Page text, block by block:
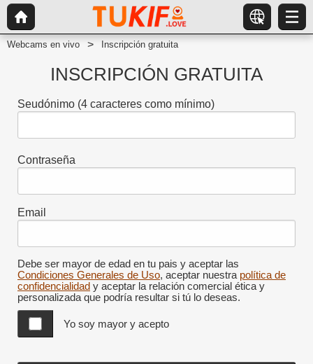
Webcams en vivo Inscripción gratuita
INSCRIPCIÓN GRATUITA
Seudónimo (4 caracteres como mínimo)
Contraseña
Email
Debe ser mayor de edad en tu pais y aceptar las
Condiciones Generales de Uso, aceptar nuestra política de
confidencialidad y aceptar la relación comercial ética y
personalizada que podría resultar si tú lo deseas.
Yo soy mayor y acepto